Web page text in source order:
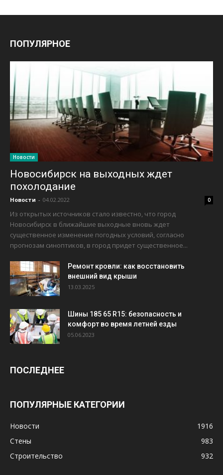
ПОПУЛЯРНОЕ
Новости
Новосибирск на выходных ждет
похолодание
Новости - 04.02.2022 0
Из открытых источников стало известно, что город
Новосибирск в ближайшие выходные вновь ждет
существенное изменение погодных условий, согласно
прогнозам синоптиков, в город придет существенное...
Ремонт кровли: как восстановить
внешний вид крыши
13.03.2025
Шины 185 65 R15: безопасность и
комфорт во время летней езды
05.06.2023
ПОСЛЕДНЕЕ
ПОПУЛЯРНЫЕ КАТЕГОРИИ
Новости
1916
Стены
983
Строительство
932